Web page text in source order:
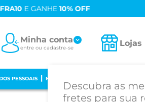
E GANHE10% OFF
Minha conta
entre ou cadastre-se Lojas
Descubra as
fretes para sua
PESSOAIS MAMÃE E BEBÊ